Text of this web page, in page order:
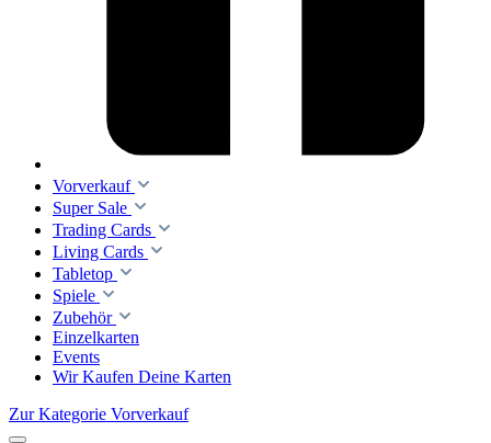
Vorverkauf
Super Sale
Trading Cards
Living Cards
Tabletop
Spiele
Zubehör
Einzelkarten
Events
Wir Kaufen Deine Karten
Zur Kategorie Vorverkauf